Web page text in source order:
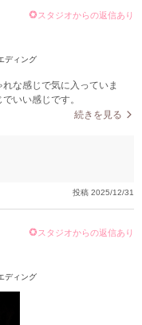
スタジオからの返信あり
ディング
な感じで気に入っていま
いい感じです。
続きを見る
投稿 2025/12/31
スタジオからの返信あり
ディング